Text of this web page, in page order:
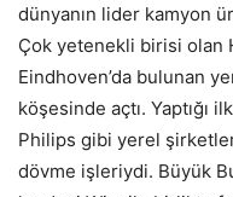
dünyanın lider kamyon
Çok yetenekli birisi olan
Eindhoven’da bulunan
köşesinde açtı. Yaptığı
Philips gibi yerel
dövme işleriydi. Büyük